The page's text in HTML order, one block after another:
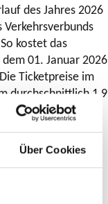
Über Cookies
des Jahres 2026
kostet das
01. Januar 2026
Ticketpreise im
durchschnittlich 1,9
nach
im VRS
Vor dem
und Material ist
aufzufangen
zu sichern.